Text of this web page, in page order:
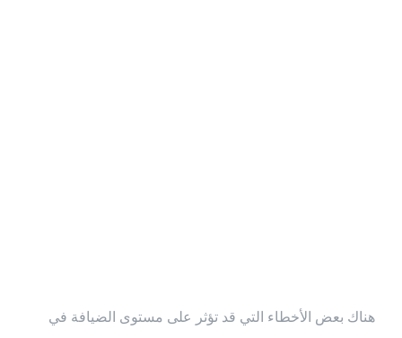
هناك بعض الأخطاء التي قد تؤثر على مستوى الضيافة في